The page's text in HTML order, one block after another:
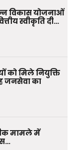
विकास योजनाओं
स्वीकृति दी…
को मिले नियुक्ति
जनसेवा का
मामले में